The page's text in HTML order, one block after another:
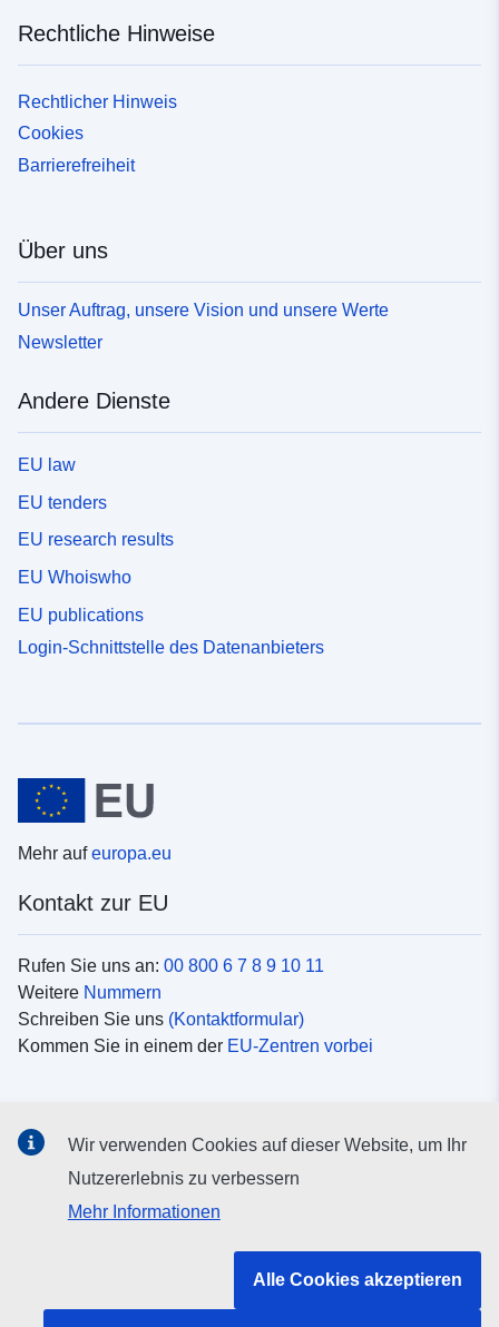
Rechtliche Hinweise
Rechtlicher Hinweis
Cookies
Barrierefreiheit
Über uns
Unser Auftrag, unsere Vision und unsere Werte
Newsletter
Andere Dienste
EU law
EU tenders
EU research results
EU Whoiswho
EU publications
Login-Schnittstelle des Datenanbieters
Mehr aufeuropa.eu
Kontakt zur EU
Rufen Sie uns an: 00 800 6 7 8 9 10 11
Weitere Nummern
Schreiben Sie uns (Kontaktformular)
Kommen Sie in einem der EU-Zentren vorbei
Suche nach EUSocial-Media-Kanäle
Organe und Einrichtungen der EU
Wir verwenden Cookies auf dieser Website, um Ihr
Nutzererlebnis zu verbessern
Mehr Informationen
Alle Cookies akzeptieren